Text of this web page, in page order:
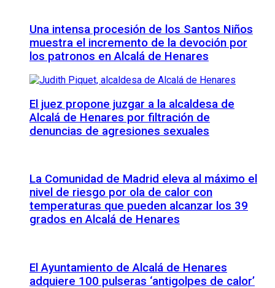
Una intensa procesión de los Santos Niños
muestra el incremento de la devoción por
los patronos en Alcalá de Henares
El juez propone juzgar a la alcaldesa de
Alcalá de Henares por filtración de
denuncias de agresiones sexuales
La Comunidad de Madrid eleva al máximo el
nivel de riesgo por ola de calor con
temperaturas que pueden alcanzar los 39
grados en Alcalá de Henares
El Ayuntamiento de Alcalá de Henares
adquiere 100 pulseras ‘antigolpes de calor’